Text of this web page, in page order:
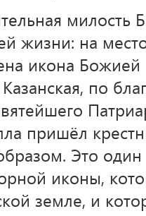
милость
жизни: на
икона Божией
по
пришёл
Это
иконы,
земле, и